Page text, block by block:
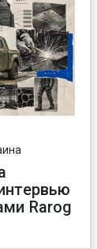
Rarog